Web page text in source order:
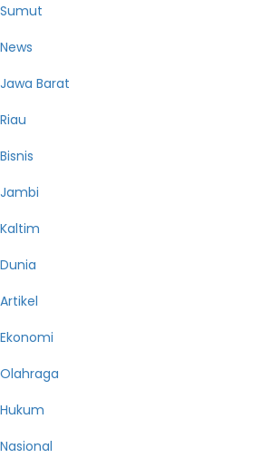
Sumut
News
Jawa Barat
Riau
Bisnis
Jambi
Kaltim
Dunia
Artikel
Ekonomi
Olahraga
Hukum
Nasional